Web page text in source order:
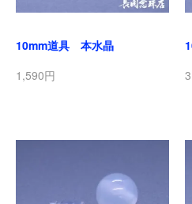
10mm道具 本水晶
1,590円